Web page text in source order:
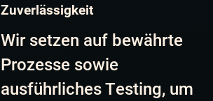
Zuverlässigkeit
Wir setzen auf bewährte
Prozesse sowie
ausführliches Testing, um